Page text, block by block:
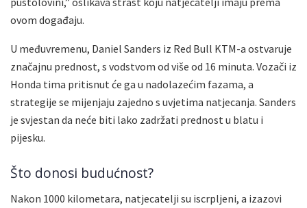
ovom događaju.
U međuvremenu, Daniel Sanders iz Red Bull KTM-a ostvaruje
značajnu prednost, s vodstvom od više od 16 minuta. Vozači iz
Honda tima pritisnut će ga u nadolazećim fazama, a
strategije se mijenjaju zajedno s uvjetima natjecanja. Sanders
je svjestan da neće biti lako zadržati prednost u blatu i
pijesku.
Što donosi budućnost?
Nakon 1000 kilometara, natjecatelji su iscrpljeni, a izazovi